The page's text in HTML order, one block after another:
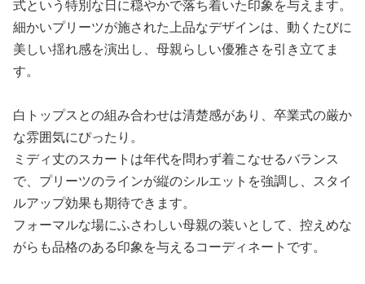
式という特別な日に穏やかで落ち着いた印象を与えます。
細かいプリーツが施された上品なデザインは、動くたびに
美しい揺れ感を演出し、母親らしい優雅さを引き立てま
す。
白トップスとの組み合わせは清楚感があり、卒業式の厳か
な雰囲気にぴったり。
ミディ丈のスカートは年代を問わず着こなせるバランス
で、プリーツのラインが縦のシルエットを強調し、スタイ
ルアップ効果も期待できます。
フォーマルな場にふさわしい母親の装いとして、控えめな
がらも品格のある印象を与えるコーディネートです。